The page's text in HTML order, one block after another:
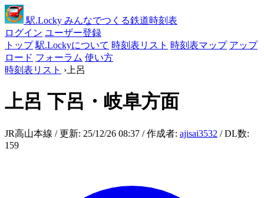
駅.Locky みんなでつくる鉄道時刻表
ログイン ユーザー登録
トップ 駅.Lockyについて 時刻表リスト 時刻表マップ アップ
ロード フォーラム 使い方
時刻表リスト › 上呂
上呂 下呂・岐阜方面
JR高山本線 / 更新: 25/12/26 08:37 / 作成者: ajisai3532 / DL数:
159